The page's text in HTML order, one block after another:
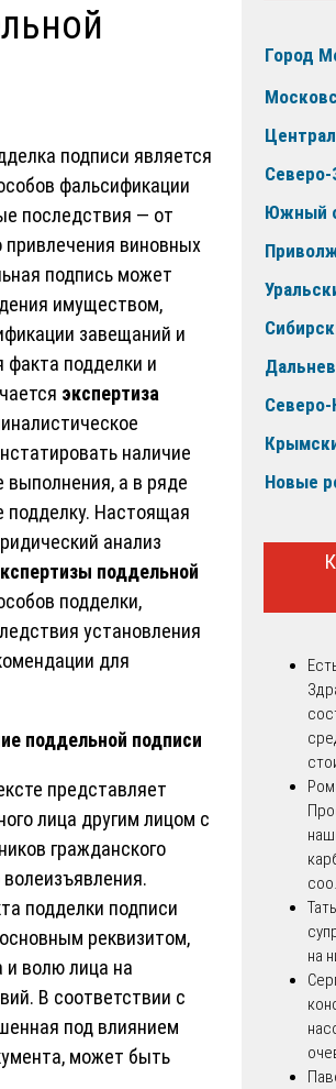
подписи является
фальсификации
последствия — от
виновных
подпись может
имуществом,
завещаний и
факта подделки и
экспертиза
наличие
выполнения, а в ряде
подделку. Настоящая
анализ
поддельной
подделки,
установления
для
поддельной подписи
представляет
лица другим лицом с
гражданского
подделки подписи
реквизитом,
волю лица на
В соответствии с
под влиянием
может быть
Город
Южный
Северо-
Новые
на